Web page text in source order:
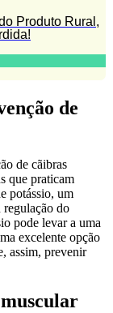
Produto Rural,
de
de cãibras
que praticam
potássio, um
regulação do
pode levar a uma
excelente opção
assim, prevenir